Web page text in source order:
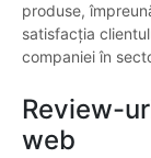
produse,
satisfacția
companiei în
Review-
web